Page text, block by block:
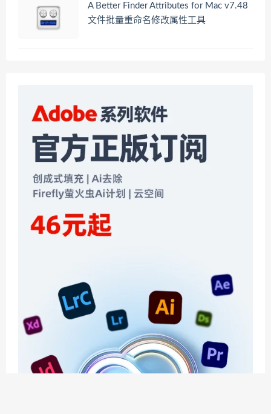
A Better Finder Attributes for Mac v7.48
文件批量重命名修改属性工具